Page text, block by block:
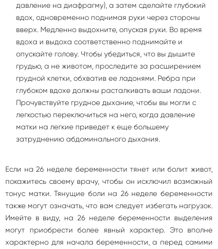
давление на диафрагму), а затем сделайте глубокий
вдох, одновременно поднимая руки через стороны
вверх. Медленно выдохните, опуская руки. Во время
вдоха и выдоха соответственно поднимайте и
опускайте голову. Чтобы убедиться, что вы дышите
грудью, а не животом, проследите за расширением
грудной клетки, обхватив ее ладонями. Ребра при
глубоком вдохе должны расталкивать ваши ладони.
Прочувствуйте грудное дыхание, чтобы вы могли с
легкостью переключиться на него, когда давление
матки на легкие приведет к еще большему
затруднению абдоминального дыхания.
Если на 26 неделе беременности тянет или болит живот,
покажитесь своему врачу, чтобы он исключил возможный
тонус матки. Тянущие боли на 26 неделе беременности
также могут означать, что вам следует избегать нагрузок.
Имейте в виду, на 26 неделе беременности выделения
могут приобрести более явный характер. Это вполне
характерно для начала беременности, а перед самими